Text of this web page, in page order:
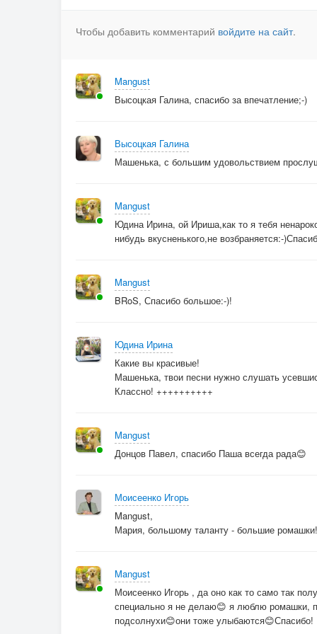
Поменялись все в жизни роли
А затем вскрыв ,скачал и сердце
Все вроде бы с утра
Обычно как всегда
Как будто бы не я
И кто в ответе?
Меняем как шаблон
Шагнув за рамки
Поставив все на кон
ПРИПЕВ:
Где...Он ворвавшись весь мир разрушил
А концы ,как обычно в воду
Поменялись все в жизни роли
И от факта не отвертеться
А затем вскрыв ,скачал и сердце
Настройки частоты
Игры без правил
Под маской мишуры
Чтобы добавить комментарий войдите на сайт.
Mangust
Высоцкая Галина, спасибо за впечатление;-)
Высоцкая Галина
Машенька, с большим удовольствием
Mangust
Юдина Ирина, ой Ириша,как то я тебя
нибудь вкусненького,не возбраняется:-
Mangust
BRoS, Спасибо большое:-)!
Юдина Ирина
Какие вы красивые!
Машенька, твои песни нужно слушать
Классно! ++++++++++
Mangust
Донцов Павел, спасибо Паша всегда рада😊
Моисеенко Игорь
Mangust,
Мария, большому таланту - большие
Mangust
Моисеенко Игорь , да оно как то само так
специально я не делаю😊 я люблю ромашки,
подсолнухи😊они тоже улыбаются😊Спасибо!